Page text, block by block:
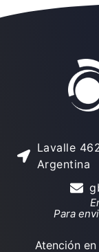
Lavalle
Argentina
Para
Atención